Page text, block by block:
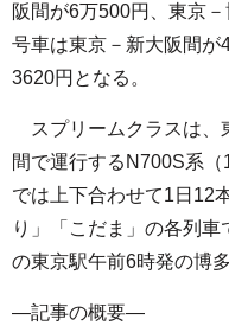
阪間が6万500円、東京
号車は東京－新大阪間
3620円となる。
スプリームクラスは、
間で運行するN700S系
では上下合わせて1日12
り」「こだま」の各列車
の東京駅午前6時発の博
—記事の概要—